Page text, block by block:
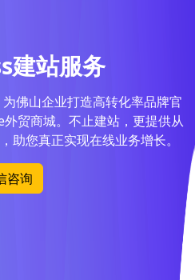
建站服务
佛山企业打造高转化率品牌官
贸商城。不止建站，更提供从
助您真正实现在线业务增长。
咨询